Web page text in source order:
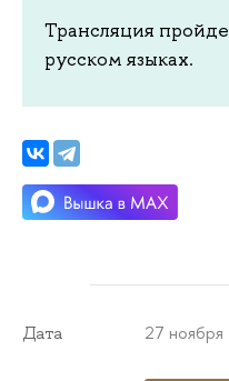
Трансляция
русском языках.
Дата 27